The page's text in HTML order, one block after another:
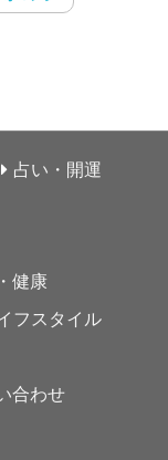
占い・開運
健康
フスタイル
合わせ